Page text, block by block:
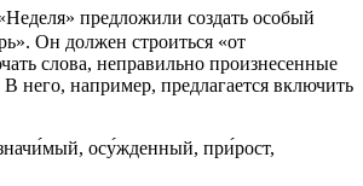
предложили создать особый
Он должен строиться «от
слова, неправильно произнесенные
него, например, предлагается включить
осу́жденный, при́рост,